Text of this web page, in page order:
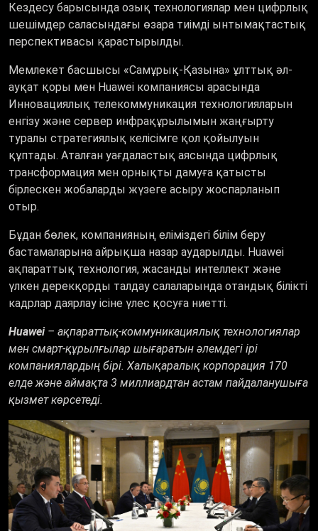
Кездесу барысында озық технологиялар мен цифрлық
шешімдер саласындағы өзара тиімді ынтымақтастық
перспективасы қарастырылды.
Мемлекет басшысы «Самұрық-Қазына» ұлттық әл-
ауқат қоры мен Huawei компаниясы арасында
Инновациялық телекоммуникация технологияларын
енгізу және сервер инфрақұрылымын жаңғырту
туралы стратегиялық келісімге қол қойылуын
құптады. Аталған уағдаластық аясында цифрлық
трансформация мен орнықты дамуға қатысты
бірлескен жобаларды жүзеге асыру жоспарланып
отыр.
Бұдан бөлек, компанияның еліміздегі білім беру
бастамаларына айрықша назар аударылды. Huawei
ақпараттық технология, жасанды интеллект және
үлкен дерекқорды талдау салаларында отандық білікті
кадрлар даярлау ісіне үлес қосуға ниетті.
Huawei – ақпараттық-коммуникациялық технологиялар
мен смарт-құрылғылар шығаратын әлемдегі ірі
компаниялардың бірі. Халықаралық корпорация 170
елде және аймақта 3 миллиардтан астам пайдаланушыға
қызмет көрсетеді.